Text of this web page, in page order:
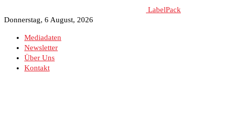
LabelPack
Donnerstag, 6 August, 2026
Mediadaten
Newsletter
Über Uns
Kontakt